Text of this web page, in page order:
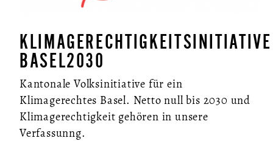
KLIMAGERECHTIGKEITSINITIATIVE
BASEL2030
Kantonale Volksinitiative für ein
Klimagerechtes Basel. Netto null bis 2030 und
Klimagerechtigkeit gehören in unsere
Verfassunng.